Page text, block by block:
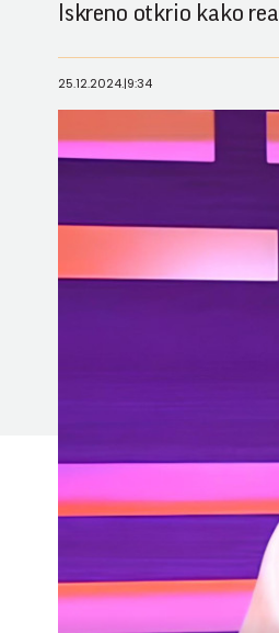
Iskreno otkrio kako
25.12.2024.|9:34